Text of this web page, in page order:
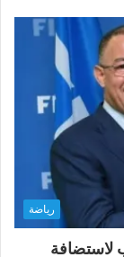
رياضة
لاستضافة